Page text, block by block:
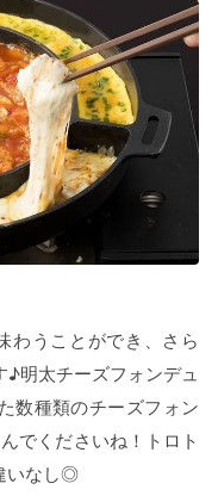
わうことができ、さら
♪明太チーズフォンデュ
数種類のチーズフォン
でくださいね！トロト
いなし◎